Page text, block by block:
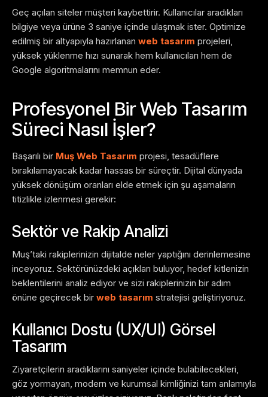
Geç açılan siteler müşteri kaybettirir. Kullanıcılar aradıkları
bilgiye veya ürüne 3 saniye içinde ulaşmak ister. Optimize
edilmiş bir altyapıyla hazırlanan web tasarım projeleri,
yüksek yüklenme hızı sunarak hem kullanıcıları hem de
Google algoritmalarını memnun eder.
Profesyonel Bir Web Tasarım
Süreci Nasıl İşler?
Başarılı bir Muş Web Tasarım projesi, tesadüflere
bırakılamayacak kadar hassas bir süreçtir. Dijital dünyada
yüksek dönüşüm oranları elde etmek için şu aşamaların
titizlikle izlenmesi gerekir:
Sektör ve Rakip Analizi
Muş’taki rakiplerinizin dijitalde neler yaptığını derinlemesine
inceyoruz. Sektörünüzdeki açıkları buluyor, hedef kitlenizin
beklentilerini analiz ediyor ve sizi rakiplerinizin bir adım
önüne geçirecek bir web tasarım stratejisi geliştiriyoruz.
Kullanıcı Dostu (UX/UI) Görsel
Tasarım
Ziyaretçilerin aradıklarını saniyeler içinde bulabilecekleri,
göz yormayan, modern ve kurumsal kimliğinizi tam anlamıyla